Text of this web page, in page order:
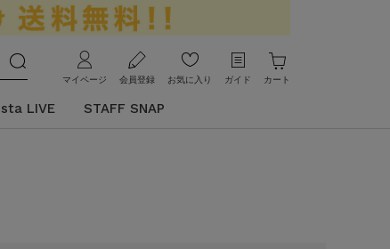
マイページ 会員登録 お気に入り ガイド カート
LIVE STAFF SNAP